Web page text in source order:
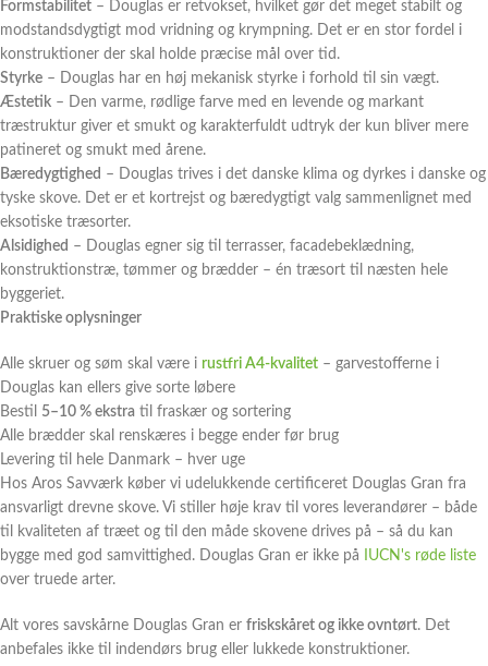
Formstabilitet – Douglas er retvokset, hvilket gør det meget stabilt og
modstandsdygtigt mod vridning og krympning. Det er en stor fordel i
konstruktioner der skal holde præcise mål over tid.
Styrke – Douglas har en høj mekanisk styrke i forhold til sin vægt.
Æstetik – Den varme, rødlige farve med en levende og markant
træstruktur giver et smukt og karakterfuldt udtryk der kun bliver mere
patineret og smukt med årene.
Bæredygtighed – Douglas trives i det danske klima og dyrkes i danske og
tyske skove. Det er et kortrejst og bæredygtigt valg sammenlignet med
eksotiske træsorter.
Alsidighed – Douglas egner sig til terrasser, facadebeklædning,
konstruktionstræ, tømmer og brædder – én træsort til næsten hele
byggeriet.
Praktiske oplysninger
Alle skruer og søm skal være i rustfri A4-kvalitet – garvestofferne i
Douglas kan ellers give sorte løbere
Bestil 5–10 % ekstra til fraskær og sortering
Alle brædder skal renskæres i begge ender før brug
Levering til hele Danmark – hver uge
Hos Aros Savværk køber vi udelukkende certificeret Douglas Gran fra
ansvarligt drevne skove. Vi stiller høje krav til vores leverandører – både
til kvaliteten af træet og til den måde skovene drives på – så du kan
bygge med god samvittighed. Douglas Gran er ikke på
IUCN's røde liste
over truede arter.
Alt vores savskårne Douglas Gran er friskskåret og ikke ovntørt. Det
anbefales ikke til indendørs brug eller lukkede konstruktioner.